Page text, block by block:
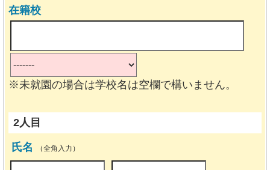
在籍校
※未就園の場合は学校名は空欄で構いません。
2人目
氏名 （全角入力）